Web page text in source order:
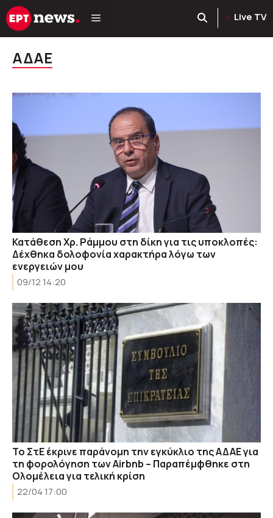
Μετάβαση
σε
Live TV
ΑΔΑΕ
Κατάθεση Χρ. Ράμμου στη δίκη για τις υποκλοπές:
Δέχθηκα δολοφονία χαρακτήρα λόγω των
ενεργειών μου
09/12 14:20
Το ΣτΕ έκρινε παράνομη την εγκύκλιο της ΑΔΑΕ για
τη φορολόγηση των Airbnb – Παραπέμφθηκε στη
Ολομέλεια για τελική κρίση
22/04 17:00